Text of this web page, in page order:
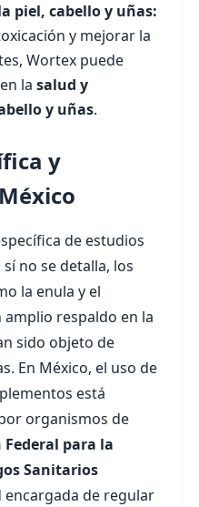
piel, cabello y uñas:
y mejorar la
Wortex puede
la salud y
y uñas.
y
de estudios
no se detalla, los
la enula y el
respaldo en la
sido objeto de
En México, el uso de
está
organismos de
Federal para la
Sanitarios
encargada de regular